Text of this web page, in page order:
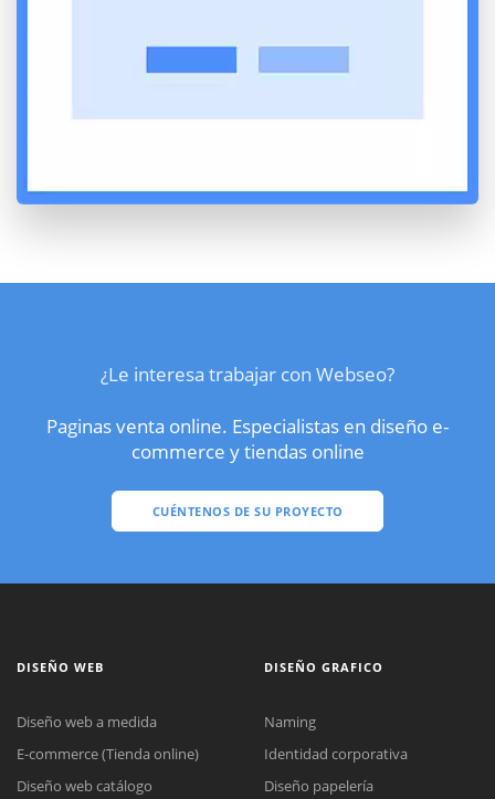
¿Le interesa trabajar con Webseo?
Paginas venta online. Especialistas en diseño e-
commerce y tiendas online
CUÉNTENOS DE SU PROYECTO
DISEÑO WEB
Diseño web a medida
E-commerce (Tienda online)
Diseño web catálogo
DISEÑO GRAFICO
Naming
Identidad corporativa
Diseño papelería